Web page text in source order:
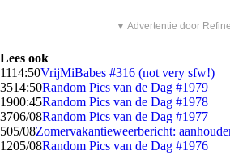
▼ Advertentie door
Lees ook
1114:50VrijMiBabes #316 (not very sfw!)
3514:50Random Pics van de Dag #1979
1900:45Random Pics van de Dag #1978
3706/08Random Pics van de Dag #1977
505/08Zomervakantieweerbericht:
1205/08Random Pics van de Dag #1976